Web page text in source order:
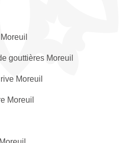
gouttières Moreuil
Moreuil
Moreuil